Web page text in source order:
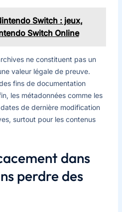
Switch : jeux,
Switch Online
ne constituent pas un
valeur légale de preuve.
fins de documentation
les métadonnées comme les
de dernière modification
surtout pour les contenus
dans
perdre des